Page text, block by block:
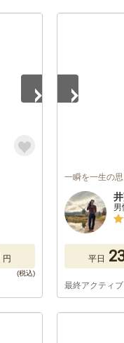
円
一瞬を一生の
平日
最終アクティ